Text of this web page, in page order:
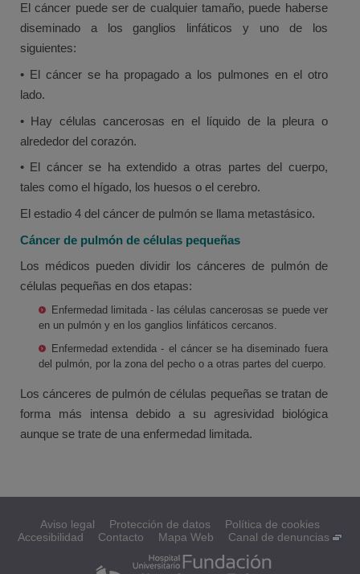
El cáncer puede ser de cualquier tamaño, puede haberse
diseminado a los ganglios linfáticos y uno de los
siguientes:
• El cáncer se ha propagado a los pulmones en el otro
lado.
• Hay células cancerosas en el líquido de la pleura o
alrededor del corazón.
• El cáncer se ha extendido a otras partes del cuerpo,
tales como el hígado, los huesos o el cerebro.
El estadio 4 del cáncer de pulmón se llama metastásico.
Cáncer de pulmón de células pequeñas
Los médicos pueden dividir los cánceres de pulmón de
células pequeñas en dos etapas:
Enfermedad limitada - las células cancerosas se puede ver
en un pulmón y en los ganglios linfáticos cercanos.
Enfermedad extendida - el cáncer se ha diseminado fuera
del pulmón, por la zona del pecho o a otras partes del cuerpo.
Los cánceres de pulmón de células pequeñas se tratan de
forma más intensa debido a su agresividad biológica
aunque se trate de una enfermedad limitada.
Aviso legal Protección de datos
Política de cookies
Accesibilidad
Contacto Mapa Web Canal de denuncias